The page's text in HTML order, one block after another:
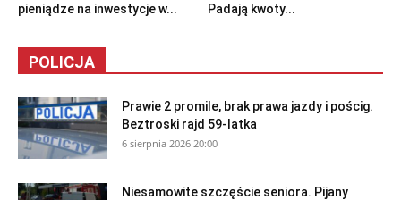
pieniądze na inwestycje w...
Padają kwoty...
POLICJA
Prawie 2 promile, brak prawa jazdy i pościg.
Beztroski rajd 59-latka
6 sierpnia 2026 20:00
Niesamowite szczęście seniora. Pijany